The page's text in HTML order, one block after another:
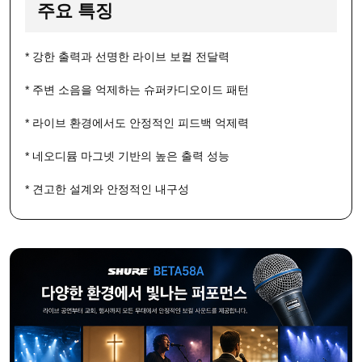
주요 특징
* 강한 출력과 선명한 라이브 보컬 전달력
* 주변 소음을 억제하는 슈퍼카디오이드 패턴
* 라이브 환경에서도 안정적인 피드백 억제력
* 네오디뮴 마그넷 기반의 높은 출력 성능
* 견고한 설계와 안정적인 내구성